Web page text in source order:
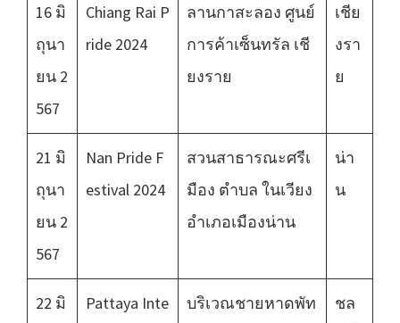
16 มิ
ถุนา
ยน 2
567
Chiang Rai P
ride 2024
ลานกาสะลอง ศูนย์
การค้าเซ็นทรัล เชี
ยงราย
เชีย
งรา
ย
21 มิ
ถุนา
ยน 2
567
Nan Pride F
estival 2024
สวนสาธารณะศรีเ
มือง ตำบล ในเวียง
อำเภอเมืองน่าน
น่า
น
22 มิ
Pattaya Inte
บริเวณชายหาดพัท
ชล